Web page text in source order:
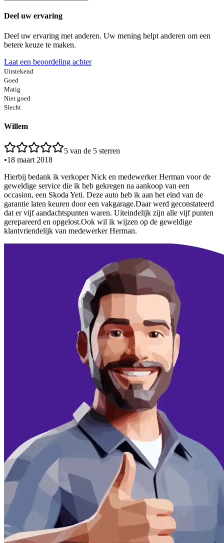
Deel uw ervaring
Deel uw ervaring met anderen. Uw mening helpt anderen om een
betere keuze te maken.
Laat een beoordeling achter
Uitstekend
Goed
Matig
Niet goed
Slecht
Willem
5 van de 5 sterren
•18 maart 2018
Hierbij bedank ik verkoper Nick en medewerker Herman voor de
geweldige service die ik heb gekregen na aankoop van een
occasion, een Skoda Yeti. Deze auto heb ik aan het eind van de
garantie laten keuren door een vakgarage.Daar werd geconstateerd
dat er vijf aandachtspunten waren. Uiteindelijk zijn alle vijf punten
gerepareerd en opgelost.Ook wil ik wijzen op de geweldige
klantvriendelijk van medewerker Herman.